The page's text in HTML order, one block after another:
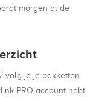
morgen al de
volg je je pakketten
PRO-account hebt